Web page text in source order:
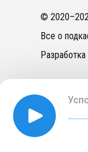
© 2020–
Все о
Разработка